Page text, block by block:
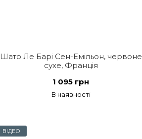
Шато Ле Барі Сен-Емільон, червоне
сухе, Франція
1 095 грн
В наявності
ВІДЕО